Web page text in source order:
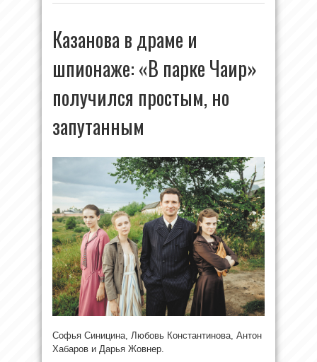
Казанова в драме и
шпионаже: «В парке Чаир»
получился простым, но
запутанным
Софья Синицина, Любовь Константинова, Антон
Хабаров и Дарья Жовнер.